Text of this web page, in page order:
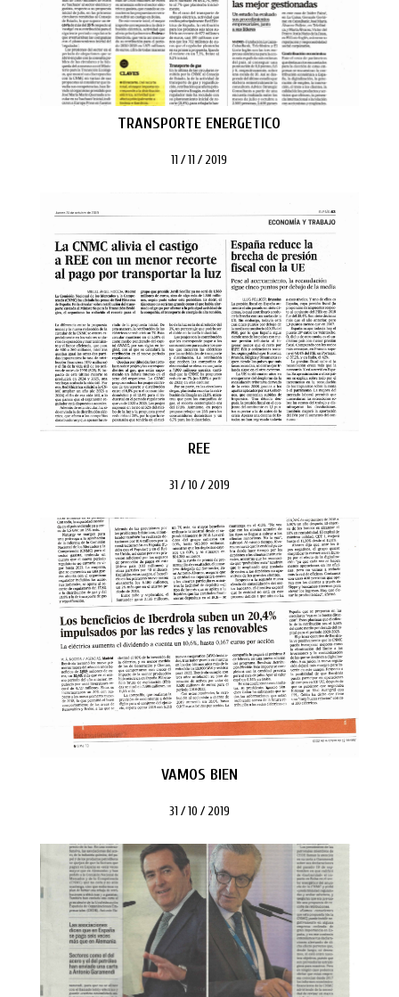
TRANSPORTE ENERGETICO
11 / 11 / 2019
REE
31 / 10 / 2019
VAMOS BIEN
31 / 10 / 2019